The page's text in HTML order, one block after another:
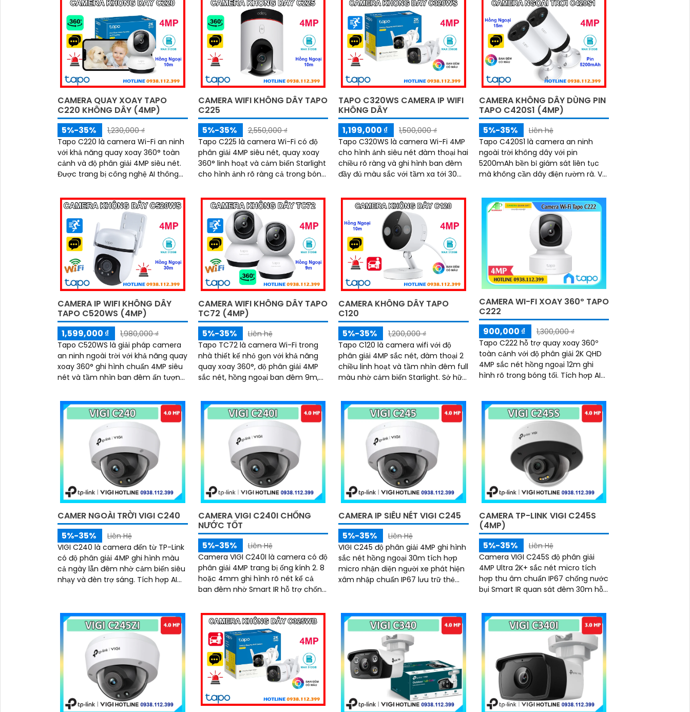
CAMERA QUAY XOAY TAPO
C220 KHÔNG DÂY (4MP)
5%-35%
1,230,000 ₫
Tapo C220 là camera Wi-Fi an ninh
với khả năng quay xoay 360° toàn
cảnh và độ phân giải 4MP siêu nét.
Được trang bị công nghệ AI thông
ngoại tầm xa 10m cùng khe cắm
thẻ nhớ lên tới 512GB, ghi lại mọi
khoảnh khắc quan trọng cả ngày lẫn
đêm
CAMERA WIFI KHÔNG DÂY TAPO
C225
5%-35%
2,550,000 ₫
Tapo C225 là camera Wi-Fi có độ
phân giải 4MP siêu nét, quay xoay
360° linh hoạt và cảm biến Starlight
cho hình ảnh rõ ràng cả trong bóng
phát hiện chuyển động chính xác,
kết hợp đàm thoại 2 chiều, hồng
ngoại 10m, báo động bằng còi hú và
đèn nháy, mang đến giải pháp an
ninh toàn diện, với khe cắm thẻ nhớ
hỗ trợ tới 512GB lưu trữ lâu dài
TAPO C320WS CAMERA IP WIFI
KHÔNG DÂY
1,199,000 ₫
1,500,000 ₫
Tapo C320WS là camera Wi-Fi 4MP
cho hình ảnh siêu nét đàm thoại hai
chiều rõ ràng và ghi hình ban đêm
đầy đủ màu sắc với tầm xa tới 30m.
chuyển động thông minh, còi hú và
đèn cảnh báo, cùng chuẩn IP66
chống nước bụi mạnh mẽ, camera
C320WS đảm bảo an ninh vững
chắc trong mọi điều kiện thời tiết độ
bền cao và mức giá cực kỳ ưu đãi
CAMERA KHÔNG DÂY DÙNG PIN
TAPO C420S1 (4MP)
5%-35%
Liên hệ
Tapo C420S1 là camera an ninh
ngoài trời không dây với pin
5200mAh bền bỉ giám sát liên tục
mà không cần dây điện rườm rà. Với
đêm có màu, tầm hồng ngoại xa tới
15m và đàm thoại hai chiều,
camera mang đến trải nghiệm
quan sát rõ nét
CAMERA IP WIFI KHÔNG DÂY
TAPO C520WS (4MP)
1,599,000 ₫
1,980,000 ₫
Tapo C520WS là giải pháp camera
an ninh ngoài trời với khả năng quay
xoay 360° ghi hình chuẩn 4MP siêu
nét và tầm nhìn ban đêm ấn tượng
đàm thoại hai chiều, phát hiện
chuyển động thông minh và báo
động kịp thời, camera giúp bạn kiểm
soát an toàn dù ở bất cứ đâu
CAMERA WIFI KHÔNG DÂY TAPO
TC72 (4MP)
5%-35%
Liên hệ
Tapo TC72 là camera Wi-Fi trong
nhà thiết kế nhỏ gọn với khả năng
quay xoay 360°, độ phân giải 4MP
sắc nét, hồng ngoại ban đêm 9m,
camera giúp bạn quan sát mọi
ngóc ngách trong không gian sống.
Tích hợp tính năng phát hiện
chuyển động và báo động thông
minh, cùng khe thẻ nhớ hỗ trợ đến
512GB, Tapo TC72 mang đến sự an
tâm tuyệt đối cho cả gia đình
CAMERA KHÔNG DÂY TAPO
C120
5%-35%
1,200,000 ₫
Tapo C120 là camera wifi với độ
phân giải 4MP sắc nét, đàm thoại 2
chiều linh hoạt và tầm nhìn đêm full
màu nhờ cảm biến Starlight. Sở hữu
cùng hệ thống cảnh báo âm thanh
và ánh sáng, camera giúp bạn bảo
vệ ngôi nhà 24/7 một cách chủ
động
CAMERA WI-FI XOAY 360º TAPO
C222
900,000 ₫
1,300,000 ₫
Tapo C222 hỗ trợ quay xoay 360º
toàn cảnh với độ phân giải 2K QHD
4MP sắc nét hồng ngoại 12m ghi
hình rõ trong bóng tối. Tích hợp AI
CAMER NGOÀI TRỜI VIGI C240
5%-35%
Liên Hệ
VIGI C240 là camera đến từ TP-Link
có độ phân giải 4MP ghi hình màu
cả ngày lẫn đêm nhờ cảm biến siêu
nhạy và đèn trợ sáng. Tích hợp AI
đồ vật kết hợp hỗ trợ ghi âm, chuẩn
IP67, IK10 chống nước chống phá,
nén H
CAMERA VIGI C240I CHỐNG
NƯỚC TỐT
5%-35%
Liên Hệ
Camera VIGI C240I là camera có độ
phân giải 4MP trang bị ống kính 2. 8
hoặc 4mm ghi hình rõ nét kể cả
ban đêm nhờ Smart IR hỗ trợ chống
chống nước IP67 và chống phá hoại
IK10 với chuẩn nén video H
CAMERA IP SIÊU NÉT VIGI C245
5%-35%
Liên Hệ
VIGI C245 độ phân giải 4MP ghi hình
sắc nét hồng ngoại 30m tích hợp
micro nhận diện người xe phát hiện
xâm nhập chuẩn IP67 lưu trữ thẻ
Manager trình duyệt
CAMERA TP-LINK VIGI C245S
(4MP)
5%-35%
Liên Hệ
Camera VIGI C245S độ phân giải
4MP Ultra 2K+ sắc nét micro tích
hợp thu âm chuẩn IP67 chống nước
bụi Smart IR quan sát đêm 30m hỗ
256GB hoặc bằng đầu ghi hình
chuẩn nén H.265+ tiết kiệm băng
thông quản lý qua VIGI App VIGI
Manager trình duyệt web đảm bảo
giám sát hiệu quả bền bỉ